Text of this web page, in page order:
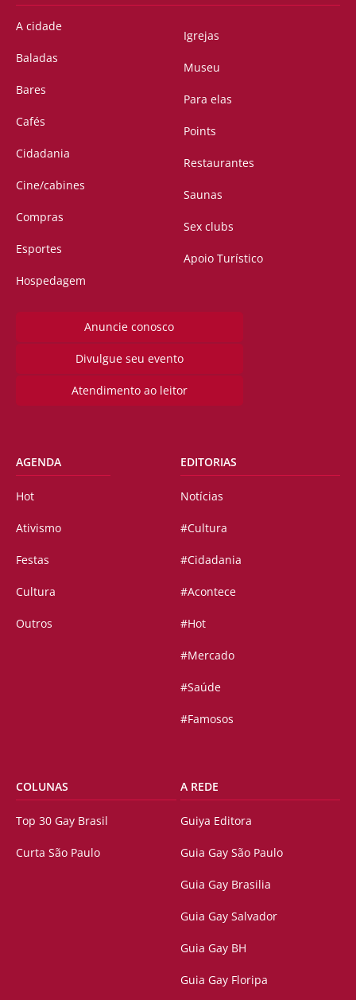
A cidade
Baladas
Bares
Cafés
Cidadania
Cine/cabines
Compras
Esportes
Hospedagem
Igrejas
Museu
Para elas
Points
Restaurantes
Saunas
Sex clubs
Apoio Turístico
Anuncie conosco
Divulgue seu evento
Atendimento ao leitor
AGENDA
Hot
Ativismo
Festas
Cultura
Outros
EDITORIAS
Notícias
#Cultura
#Cidadania
#Acontece
#Hot
#Mercado
#Saúde
#Famosos
COLUNAS
Top 30 Gay Brasil
Curta São Paulo
A REDE
Guiya Editora
Guia Gay São Paulo
Guia Gay Brasilia
Guia Gay Salvador
Guia Gay BH
Guia Gay Floripa